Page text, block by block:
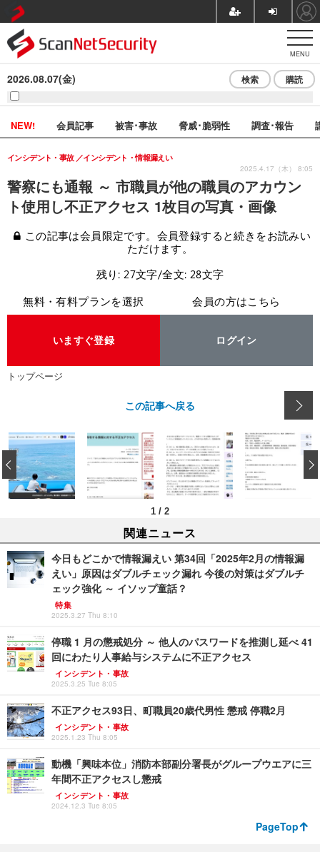
MENU
2026.08.07(金) 検索 購読
NEW! 会員記事 被害･事故 脅威･脆弱性 調査･報告
警察にも通報 ～ 市職員が他の職員のアカウン
ト使用し不正アクセス 1枚目の写真・画像
インシデント・事故 インシデント・情報漏えい
2025.4.17（木） 8:05
この記事は会員限定です。会員登録すると続きをお読みい
ただけます。
残り: 27文字/全文: 28文字
無料・有料プランを選択
いますぐ登録
会員の方はこちら
ログイン
トップページ
この記事へ戻る
1 / 2
‹
関連ニュース
今日もどこかで情報漏えい 第34回「2025年2月の情報漏
えい」原因はダブルチェック漏れ 今後の対策はダブルチ
ェック強化 ～ イソップ童話？
特集
2025.3.27 Thu 8:10
停職 1 月の懲戒処分 ～ 他人のパスワードを推測し延べ 41
回にわたり人事給与システムに不正アクセス
インシデント・事故
2025.3.25 Tue 8:05
不正アクセス93日、町職員20歳代男性 懲戒 停職2月
インシデント・事故
2025.1.23 Thu 8:05
動機「興味本位」消防本部副分署長がグループウエアに三
年間不正アクセスし懲戒
インシデント・事故
2024.12.3 Tue 8:05
PageTop